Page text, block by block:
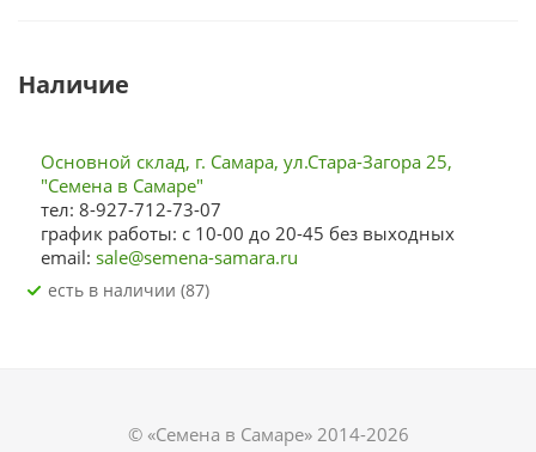
Наличие
Основной склад, г. Самара, ул.Стара-Загора 25,
"Семена в Самаре"
тел: 8-927-712-73-07
график работы: с 10-00 до 20-45 без выходных
email: sale@semena-samara.ru
Есть в наличии (87)
© «Семена в Самаре» 2014-2026